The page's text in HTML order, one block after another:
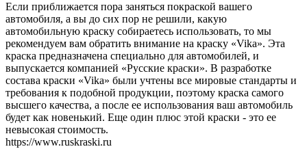
Если приближается пора заняться покраской вашего
автомобиля, а вы до сих пор не решили, какую
автомобильную краску собираетесь использовать, то мы
рекомендуем вам обратить внимание на краску «Vika». Эта
краска предназначена специально для автомобилей, и
выпускается компанией «Русские краски». В разработке
состава краски «Vika» были учтены все мировые стандарты и
требования к подобной продукции, поэтому краска самого
высшего качества, а после ее использования ваш автомобиль
будет как новенький. Еще один плюс этой краски - это ее
невысокая стоимость.
https://www.ruskraski.ru